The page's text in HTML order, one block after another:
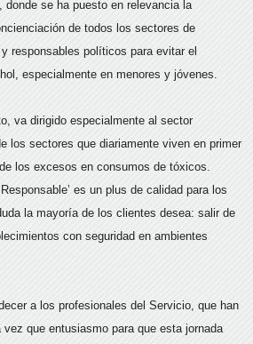
donde se ha puesto en relevancia la
de todos los sectores de
responsables políticos para evitar el
especialmente en menores y jóvenes.
va dirigido especialmente al sector
los sectores que diariamente viven en primer
los excesos en consumos de tóxicos.
es un plus de calidad para los
la mayoría de los clientes desea: salir de
con seguridad en ambientes
a los profesionales del Servicio, que han
que entusiasmo para que esta jornada